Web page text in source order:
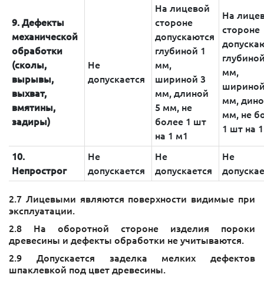
9. Дефекты
механической
обработки
(сколы,
вырывы,
выхват,
вмятины,
задиры)
Не
допускается
На лицевой
стороне
допускаются
глубиной 1
мм,
шириной 3
мм, длиной
5 мм, не
более 1 шт
на 1 м1
На
стороне
мм,
мм,
мм, не
1 шт на
10.
Непрострог
Не
допускается
Не
допускается
Не
2.7​ Лицевыми являются поверхности видимые при
эксплуатации.
2.​8 На оборотной стороне изделия пороки
древесины и дефекты обработки не учитываются.
2.​9 Допускается заделка мелких дефектов
шпаклевкой под цвет древесины.